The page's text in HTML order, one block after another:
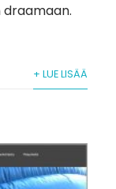
+ LUE LISÄÄ